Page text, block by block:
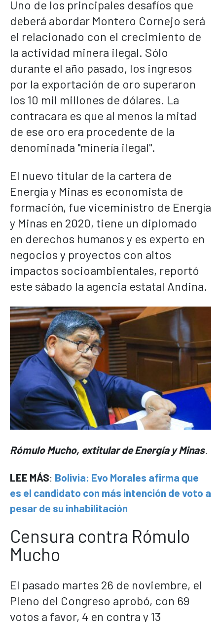
Uno de los principales desafíos que
deberá abordar Montero Cornejo será
el relacionado con el crecimiento de
la actividad minera ilegal. Sólo
durante el año pasado, los ingresos
por la exportación de oro superaron
los 10 mil millones de dólares. La
contracara es que al menos la mitad
de ese oro era procedente de la
denominada "minería ilegal".
El nuevo titular de la cartera de
Energía y Minas es economista de
formación, fue viceministro de Energía
y Minas en 2020, tiene un diplomado
en derechos humanos y es experto en
negocios y proyectos con altos
impactos socioambientales, reportó
este sábado la agencia estatal Andina.
Rómulo Mucho, extitular de Energía y Minas.
LEE MÁS: Bolivia: Evo Morales afirma que
es el candidato con más intención de voto a
pesar de su inhabilitación
Censura contra Rómulo
Mucho
El pasado martes 26 de noviembre, el
Pleno del Congreso aprobó, con 69
votos a favor, 4 en contra y 13